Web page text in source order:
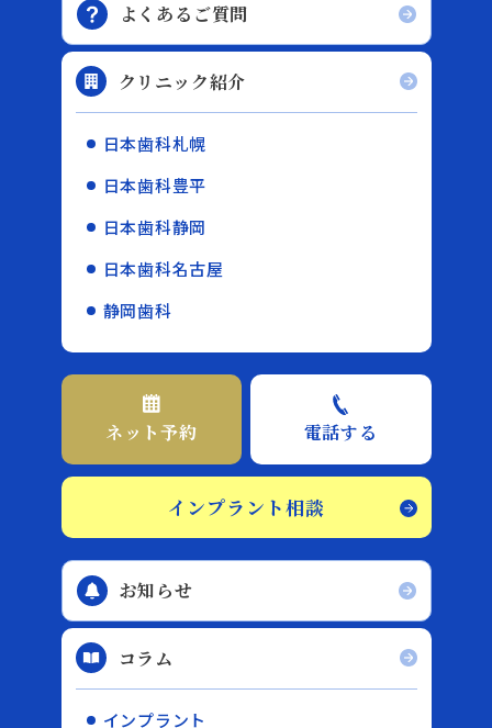
よくあるご質問
クリニック紹介
日本歯科札幌
日本歯科豊平
日本歯科静岡
日本歯科名古屋
静岡歯科
ネット予約 電話する
インプラント相談
お知らせ
コラム
インプラント